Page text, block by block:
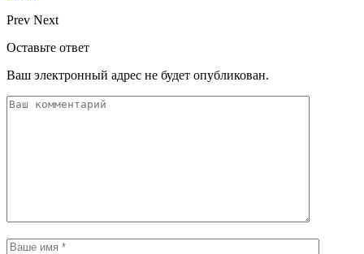
Prev Next
Оставьте ответ
Ваш электронный адрес не будет опубликован.